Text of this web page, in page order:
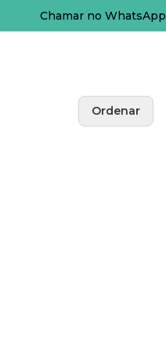
Chamar no WhatsApp
Ordenar